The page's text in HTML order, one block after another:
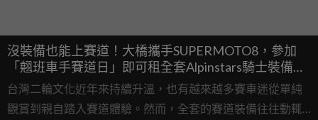
沒裝備也能上賽道！大橋攜手SUPERMOTO8，參加
「翹班車手賽道日」即可租全套Alpinstars騎士裝備、
租借費用可全額折抵消費
台灣二輪文化近年來持續升溫，也有越來越多賽車迷從單純
觀賞到親自踏入賽道體驗。然而，全套的賽道裝備往往動輒